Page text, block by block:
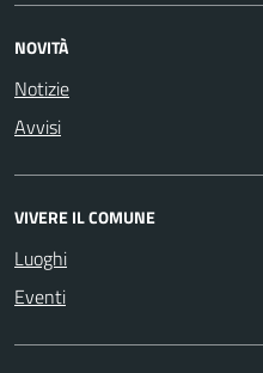
NOVITÀ
Notizie
Avvisi
VIVERE IL COMUNE
Luoghi
Eventi